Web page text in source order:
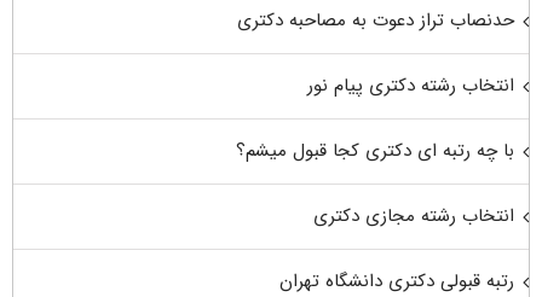
حدنصاب تراز دعوت به مصاحبه دکتری
انتخاب رشته دکتری پیام نور
با چه رتبه ای دکتری کجا قبول میشم؟
انتخاب رشته مجازی دکتری
رتبه قبولی دکتری دانشگاه تهران